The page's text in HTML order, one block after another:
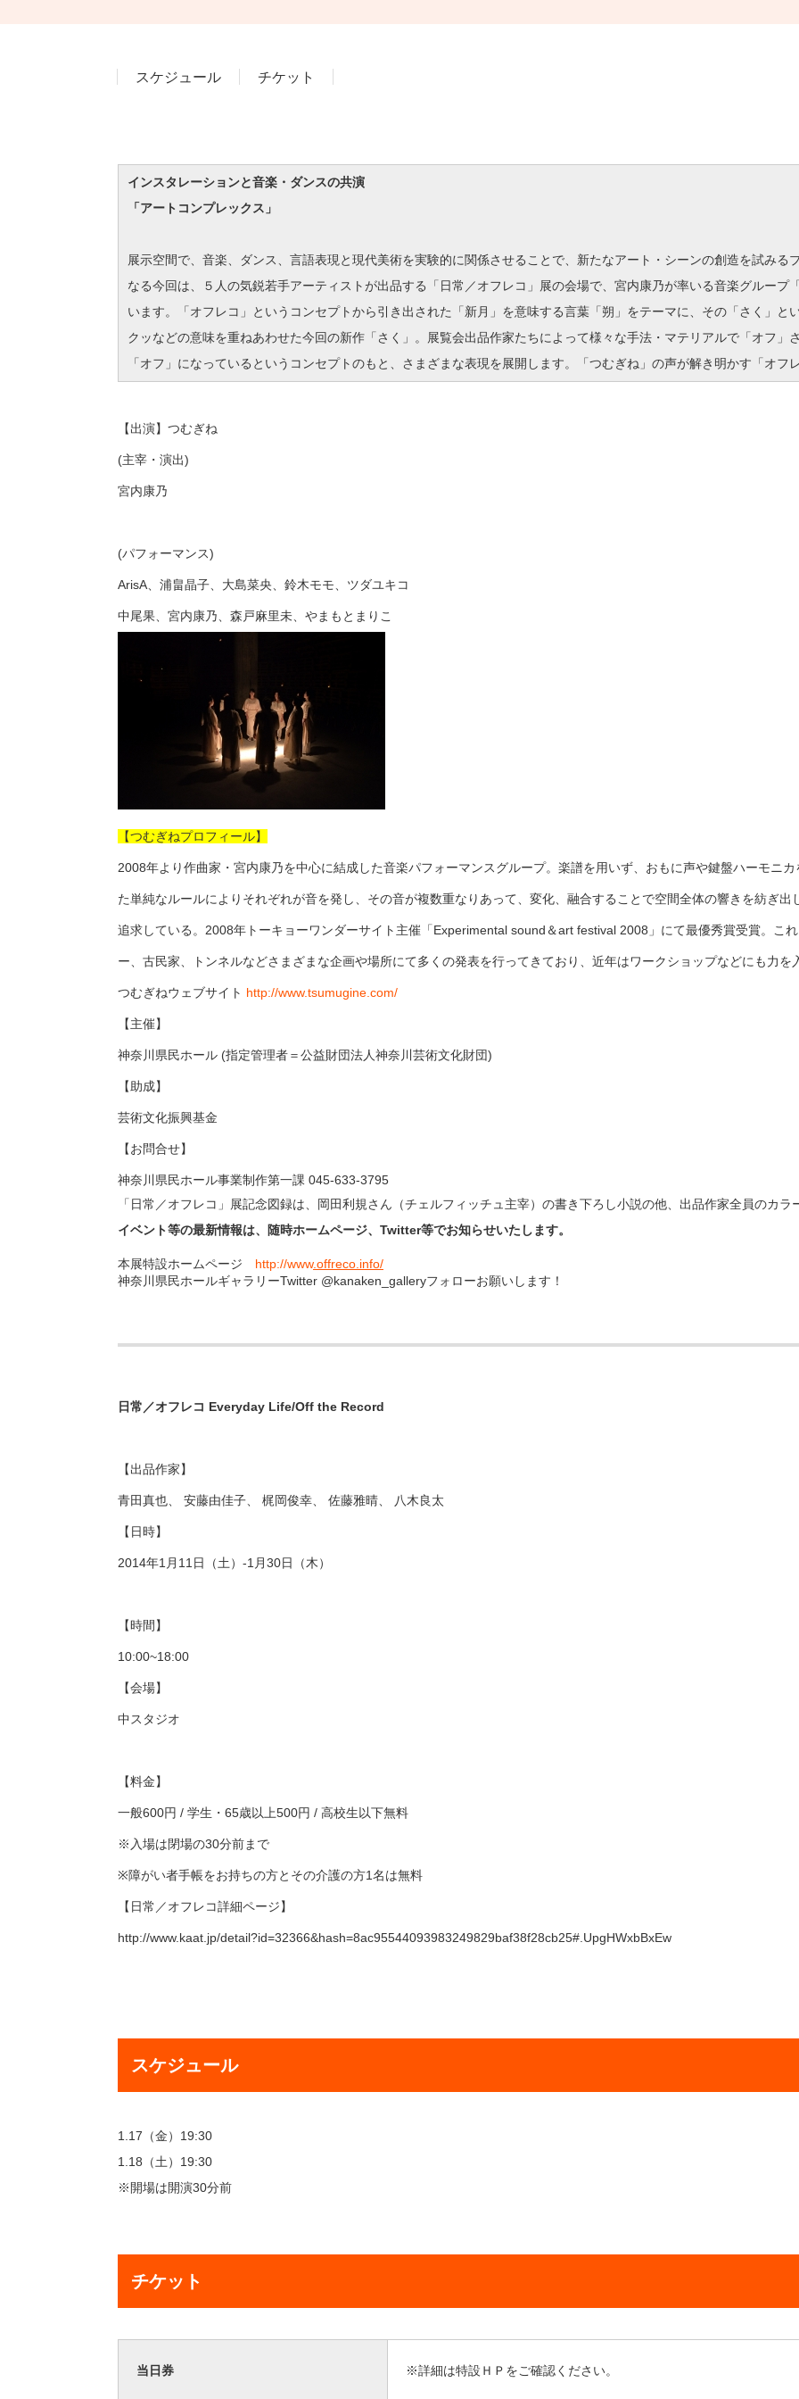
スケジュール チケット
インスタレーションと音楽・ダンスの共演
「アートコンプレックス」
展示空間で、音楽、ダンス、言語表現と現代美術を実験的に関係させることで、新たなアート・シーンの創造を試みる
なる今回は、５人の気鋭若手アーティストが出品する「日常／オフレコ」展の会場で、宮内康乃が率いる音楽グループ
います。「オフレコ」というコンセプトから引き出された「新月」を意味する言葉「朔」をテーマに、その「さく」と
クッなどの意味を重ねあわせた今回の新作「さく」。展覧会出品作家たちによって様々な手法・マテリアルで「オフ」
「オフ」になっているというコンセプトのもと、さまざまな表現を展開します。「つむぎね」の声が解き明かす「オフ
【出演】つむぎね
(主宰・演出)
宮内康乃
(パフォーマンス)
ArisA、浦畠晶子、大島菜央、鈴木モモ、ツダユキコ
中尾果、宮内康乃、森戸麻里未、やまもとまりこ
【つむぎねプロフィール】
2008年より作曲家・宮内康乃を中心に結成した音楽パフォーマンスグループ。楽譜を用いず、おもに声や鍵盤ハーモニ
た単純なルールによりそれぞれが音を発し、その音が複数重なりあって、変化、融合することで空間全体の響きを紡ぎ
追求している。2008年トーキョーワンダーサイト主催「Experimental sound＆art festival 2008」にて最優秀賞受賞。こ
ー、古民家、トンネルなどさまざまな企画や場所にて多くの発表を行ってきており、近年はワークショップなどにも力を
つむぎねウェブサイト http://www.tsumugine.com/
【主催】
神奈川県民ホール (指定管理者＝公益財団法人神奈川芸術文化財団)
【助成】
芸術文化振興基金
【お問合せ】
神奈川県民ホール事業制作第一課 045-633-3795
「日常／オフレコ」展記念図録は、岡田利規さん（チェルフィッチュ主宰）の書き下ろし小説の他、出品作家全員のカラ
イベント等の最新情報は、随時ホームページ、Twitter等でお知らせいたします。
本展特設ホームページ http://www.offreco.info/
神奈川県民ホールギャラリーTwitter @kanaken_galleryフォローお願いします！
日常／オフレコ Everyday Life/Off the Record
【出品作家】
青田真也、 安藤由佳子、 梶岡俊幸、 佐藤雅晴、 八木良太
【日時】
2014年1月11日（土）-1月30日（木）
【時間】
10:00~18:00
【会場】
中スタジオ
【料金】
一般600円 / 学生・65歳以上500円 / 高校生以下無料
※入場は閉場の30分前まで
※障がい者手帳をお持ちの方とその介護の方1名は無料
【日常／オフレコ詳細ページ】
http://www.kaat.jp/detail?id=32366&hash=8ac95544093983249829baf38f28cb25#.UpgHWxbBxEw
スケジュール
1.17（金）19:30
1.18（土）19:30
※開場は開演30分前
チケット
当日券 ※詳細は特設ＨＰをご確認ください。